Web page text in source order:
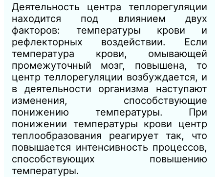
Деятельность центра теплорегуляции
находится под влиянием двух
факторов: температуры крови и
рефлекторных воздействии. Если
температура крови, омывающей
промежуточный мозг, повышена, то
центр теллорегуляции возбуждается, и
в деятельности организма наступают
изменения, способствующие
понижению температуры. При
понижении температуры крови центр
теплообразования реагирует так, что
повышается интенсивность процессов,
способствующих повышению
температуры.